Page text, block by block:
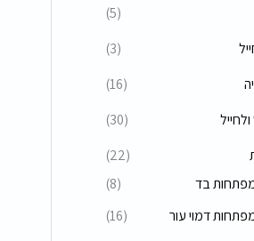
(5)
(3)
(16)
(30)
(22)
בד
(8)
דמוי עור
(16)